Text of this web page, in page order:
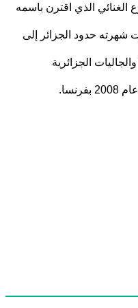
الذي اقترن باسمه
حدود الجزائر إلى
الجزائرية